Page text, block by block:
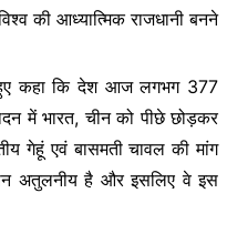
की आध्यात्मिक राजधानी बनने
हुए कहा कि देश आज लगभग 377
में भारत, चीन को पीछे छोड़कर
गेहूं एवं बासमती चावल की मांग
अतुलनीय है और इसलिए वे इस